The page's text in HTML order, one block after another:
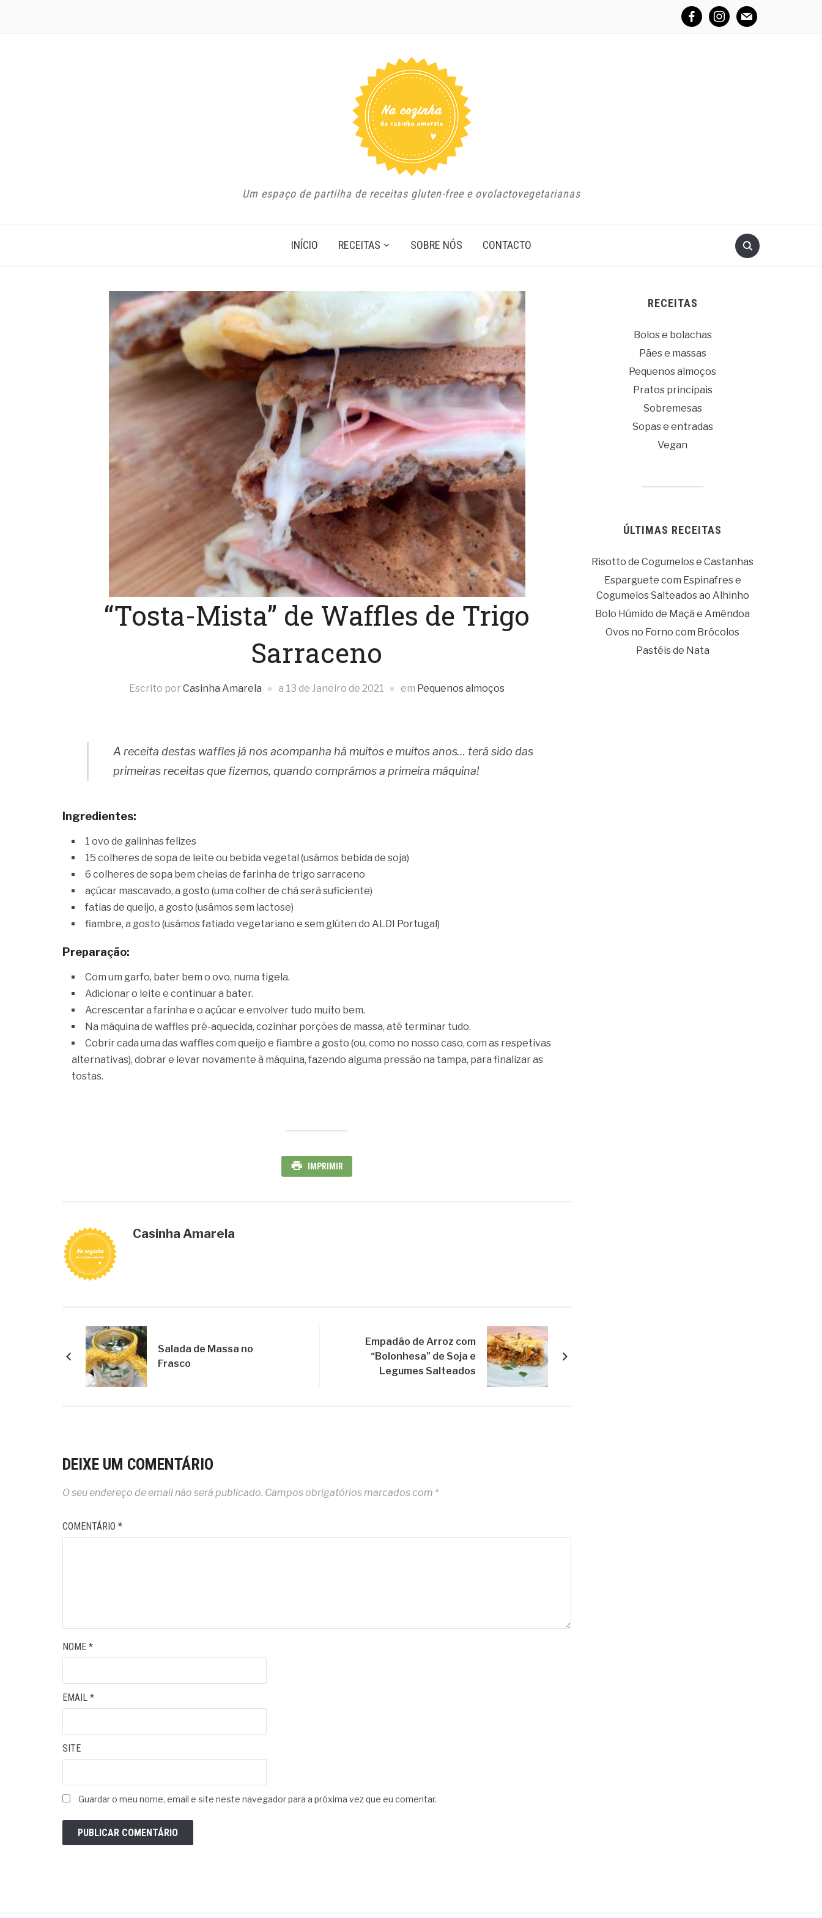
facebookinstagrammail
Um espaço de partilha de receitas gluten-free e ovolactovegetarianas
INÍCIO RECEITAS SOBRE NÓS CONTACTO
“Tosta-Mista” de Waffles de Trigo
Sarraceno
Escrito porCasinha Amarela a 13 de Janeiro de 2021 em Pequenos almoços
A receita destas waffles já nos acompanha há muitos e muitos anos… terá sido das
primeiras receitas que fizemos, quando comprámos a primeira máquina!
Ingredientes:
1 ovo de galinhas felizes
15 colheres de sopa de leite ou bebida vegetal (usámos bebida de soja)
6 colheres de sopa bem cheias de farinha de trigo sarraceno
açúcar mascavado, a gosto (uma colher de chá será suficiente)
fatias de queijo, a gosto (usámos sem lactose)
fiambre, a gosto (usámos fatiado vegetariano e sem glúten do ALDI Portugal)
Preparação:
Com um garfo, bater bem o ovo, numa tigela.
Adicionar o leite e continuar a bater.
Acrescentar a farinha e o açúcar e envolver tudo muito bem.
Na máquina de waffles pré-aquecida, cozinhar porções de massa, até terminar tudo.
Cobrir cada uma das waffles com queijo e fiambre a gosto (ou, como no nosso caso, com as respetivas
alternativas), dobrar e levar novamente à máquina, fazendo alguma pressão na tampa, para finalizar as
tostas.
IMPRIMIR
Casinha Amarela
Salada de Massa no
Frasco
Empadão de Arroz com
“Bolonhesa” de Soja e
Legumes Salteados
DEIXE UM COMENTÁRIO
O seu endereço de email não será publicado. Campos obrigatórios marcados com *
COMENTÁRIO *
NOME *
EMAIL *
SITE
Guardar o meu nome, email e site neste navegador para a próxima vez que eu comentar.
RECEITAS
Bolos e bolachas
Pães e massas
Pequenos almoços
Pratos principais
Sobremesas
Sopas e entradas
Vegan
ÚLTIMAS RECEITAS
Risotto de Cogumelos e Castanhas
Esparguete com Espinafres e
Cogumelos Salteados ao Alhinho
Bolo Húmido de Maçã e Amêndoa
Ovos no Forno com Brócolos
Pastéis de Nata